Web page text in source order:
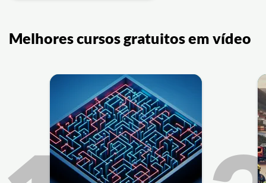
Melhores cursos gratuitos em vídeo